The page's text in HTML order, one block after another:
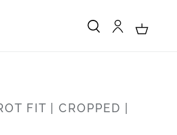
FIT | CROPPED |